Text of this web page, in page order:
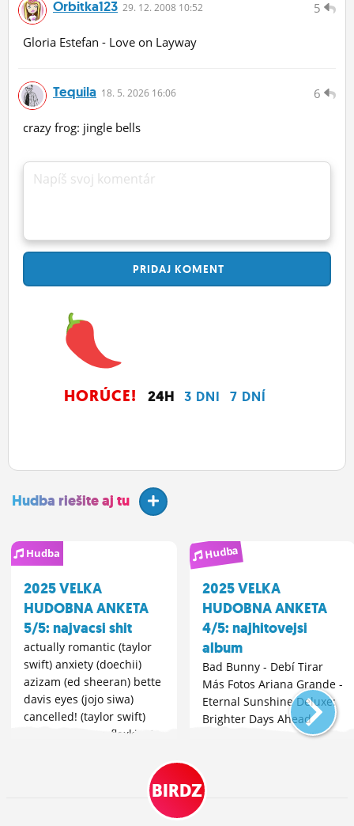
5
Orbitka123 29. 12. 2008 10:52
Gloria Estefan - Love on Layway
6
Tequila 18. 5. 2026 16:06
crazy frog: jingle bells
Napíš svoj komentár
PRIDAJ KOMENT
HORÚCE! 24H 3 DNI 7 DNÍ
Hudba riešite aj tu
Hudba
2025 VELKA
HUDOBNA ANKETA
5/5: najvacsi shit
actually romantic (taylor
swift) anxiety (doechii)
azizam (ed sheeran) bette
davis eyes (jojo siwa)
cancelled! (taylor swift)
dig on(a) (frayer flexking)
Hudba
2025 VELKA
HUDOBNA ANKETA
4/5: najhitovejsi
album
Bad Bunny - Debí Tirar
Más Fotos Ariana Grande -
Eternal Sunshine Deluxe:
Brighter Days Ahead
Kendrick Lamar - GNX
Hurry Up Tomorrow 00XO
Morgan Wallen - I'm The
BIRDZ